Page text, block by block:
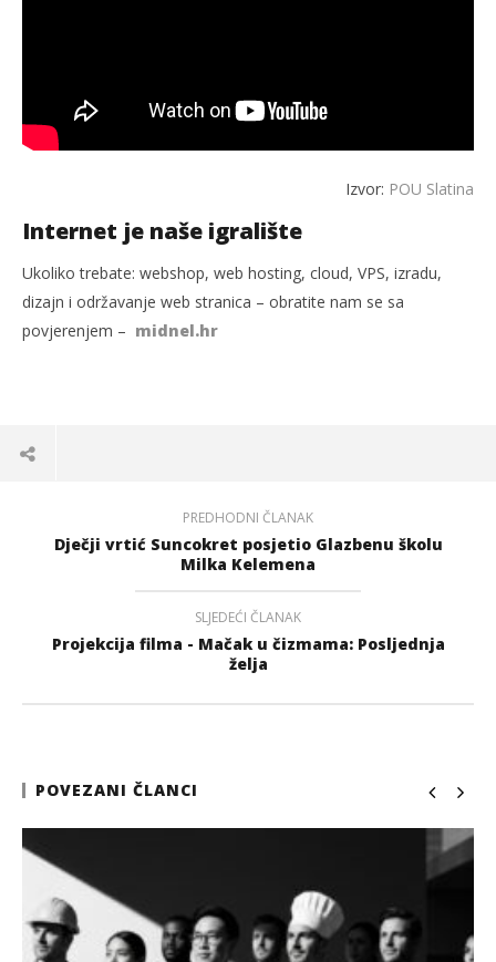
Izvor: POU Slatina
Internet je naše igralište
Ukoliko trebate: webshop, web hosting, cloud, VPS, izradu,
dizajn i održavanje web stranica – obratite nam se sa
povjerenjem – midnel.hr
PREDHODNI ČLANAK
Dječji vrtić Suncokret posjetio Glazbenu školu
Milka Kelemena
SLJEDEĆI ČLANAK
Projekcija filma - Mačak u čizmama: Posljednja
želja
POVEZANI ČLANCI